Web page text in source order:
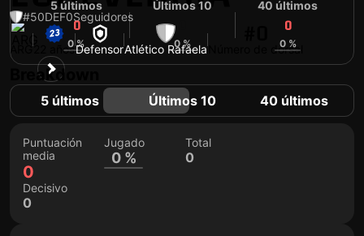
#50DEF0Seguidores
22 añosDefensorAtlético Rafaela Número de dorsal
5 últimos
0
0 %
Últimos 10
0 %
40 últimos
0
0 %
Breakdown
5 últimos Últimos 10 40 últimos
Puntuación
media
0
Jugado
0 %
Total
0
Decisivo
0